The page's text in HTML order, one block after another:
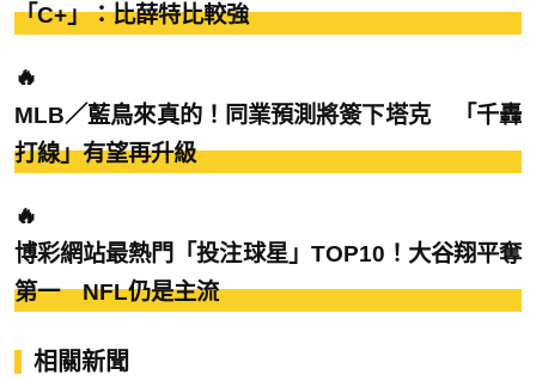
「C+」：比薛特比較強
🔥
MLB／藍鳥來真的！同業預測將簽下塔克 「千轟
打線」有望再升級
🔥
博彩網站最熱門「投注球星」TOP10！大谷翔平奪
第一 NFL仍是主流
相關新聞